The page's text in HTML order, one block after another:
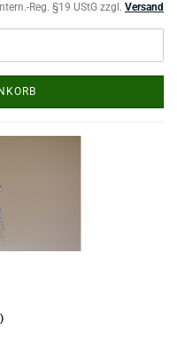
Reg. §19 UStG zzgl. Versand